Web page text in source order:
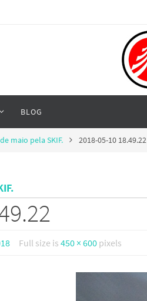
BLOG
maio pela SKIF. 2018-05-10 18.49.22
Full size is450 × 600 pixels